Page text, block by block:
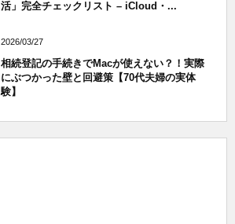
活」完全チェックリスト – iCloud・...
2026/03/27
相続登記の手続きでMacが使えない？！実際
にぶつかった壁と回避策【70代夫婦の実体
験】